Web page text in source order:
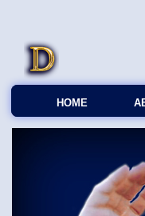
HOME